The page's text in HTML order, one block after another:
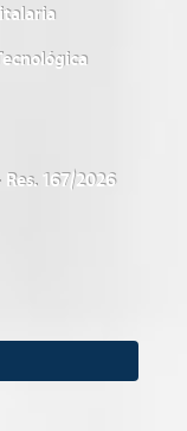
Res. 167/2026